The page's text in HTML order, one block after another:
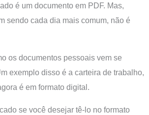
é um documento em PDF. Mas,
sendo cada dia mais comum, não é
os documentos pessoais vem se
exemplo disso é a carteira de trabalho,
é em formato digital.
se você desejar tê-lo no formato